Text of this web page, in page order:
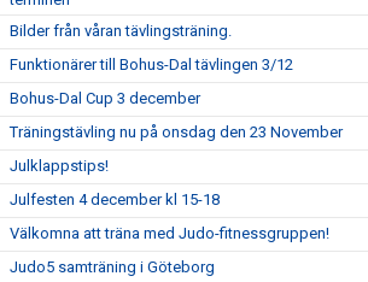
Bilder från våran tävlingsträning.
Funktionärer till Bohus-Dal tävlingen 3/12
Bohus-Dal Cup 3 december
Träningstävling nu på onsdag den 23 November
Julklappstips!
Julfesten 4 december kl 15-18
Välkomna att träna med Judo-fitnessgruppen!
Judo5 samträning i Göteborg